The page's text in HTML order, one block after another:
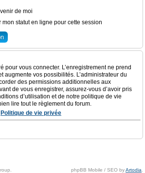
de moi
mon statut en ligne pour cette session
pour vous connecter. L’enregistrement ne prend
augmente vos possibilités. L’administrateur du
des permissions additionnelles aux
de vous enregistrer, assurez-vous d’avoir pris
d’utilisation et de notre politique de vie
lire tout le règlement du forum.
Politique de vie privée
phpBB Mobile / SEO byArtodia